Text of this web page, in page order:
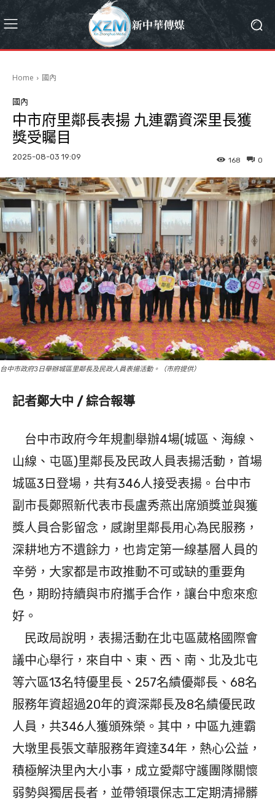
Home 國內
國內
中市府里鄰長表揚 九連霸資深里長獲
獎受矚目
2025-08-03 19:09 0
168
台中市政府3日舉辦城區里鄰長及民政人員表揚活動。（市府提供）
記者鄭大中 / 綜合報導
台中市政府今年規劃舉辦4場(城區、海線、
山線、屯區)里鄰長及民政人員表揚活動，首場
城區3日登場，共有346人接受表揚。台中市
副市長鄭照新代表市長盧秀燕出席頒獎並與獲
獎人員合影留念，感謝里鄰長用心為民服務，
深耕地方不遺餘力，也肯定第一線基層人員的
辛勞，大家都是市政推動不可或缺的重要角
色，期盼持續與市府攜手合作，讓台中愈來愈
好。
民政局說明，表揚活動在北屯區葳格國際會
議中心舉行，來自中、東、西、南、北及北屯
等六區13名特優里長、257名績優鄰長、68名
服務年資超過20年的資深鄰長及8名績優民政
人員，共346人獲頒殊榮。其中，中區九連霸
大墩里長張文華服務年資達34年，熱心公益，
積極解決里內大小事，成立愛鄰守護團隊關懷
弱勢與獨居長者，並帶領環保志工定期清掃髒